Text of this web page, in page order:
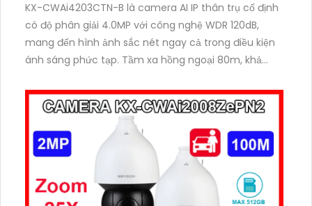
KX-CWAi4203CTN-B là camera AI IP thân trụ cố định
có độ phân giải 4.0MP với công nghệ WDR 120dB,
mang đến hình ảnh sắc nét ngay cả trong điều kiện
ánh sáng phức tạp. Tầm xa hồng ngoại 80m, khả
cùng chuẩn IP67 giúp camera hoạt động bền bỉ
ngoài trời. Hỗ trợ thẻ nhớ 256GB và PoE, camera đảm
bảo lưu trữ an toàn và cấp nguồn linh hoạt.